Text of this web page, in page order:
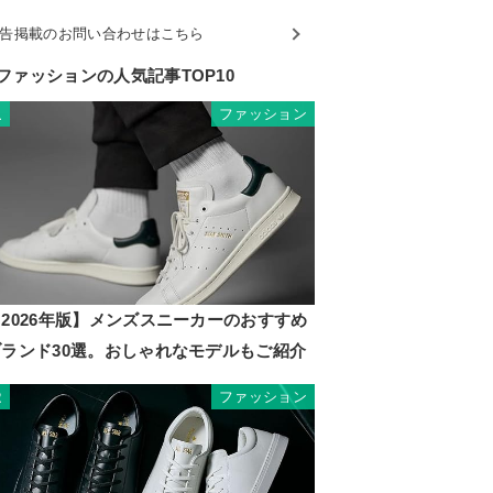
掲載のお問い合わせはこちら
ァッションの人気記事TOP10
ファッション
年版】メンズスニーカーのおすすめ
ンド30選。おしゃれなモデルもご紹介
ファッション